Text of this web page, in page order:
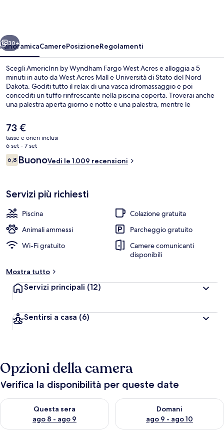
Acres
Avanti
30+
PanoramicaCamerePosizioneRegolamenti
Scegli AmericInn by Wyndham Fargo West Acres e alloggia a 5
minuti in auto da West Acres Mall e Università di Stato del Nord
Dakota. Goditi tutto il relax di una vasca idromassaggio e poi
concediti un tuffo rinfrescante nella piscina coperta. Troverai anche
una palestra aperta giorno e notte e una palestra, mentre le
dei viaggiatori lodano la piscina e il personale gentile.
Il
prezzo
attuale
è
73 €
73 €
tasse e oneri inclusi
6 set - 7 set
Recensioni
6,86,8 su 10
BuonoVedi le 1.009 recensioni
Servizi più richiesti
Piscina
Colazione gratuita
Animali ammessi
Parcheggio gratuito
Wi-Fi gratuito
Camere comunicanti
disponibili
Mostra tutto
Servizi principali (12)
Sentirsi a casa (6)
Opzioni della camera
Verifica la disponibilità per queste date
Questa sera
ago 8 - ago 9
Verifica la disponibilità per questa sera, ago 8 - ago 9
Domani
ago 9 - ago 10
Verifica la disponibilità per